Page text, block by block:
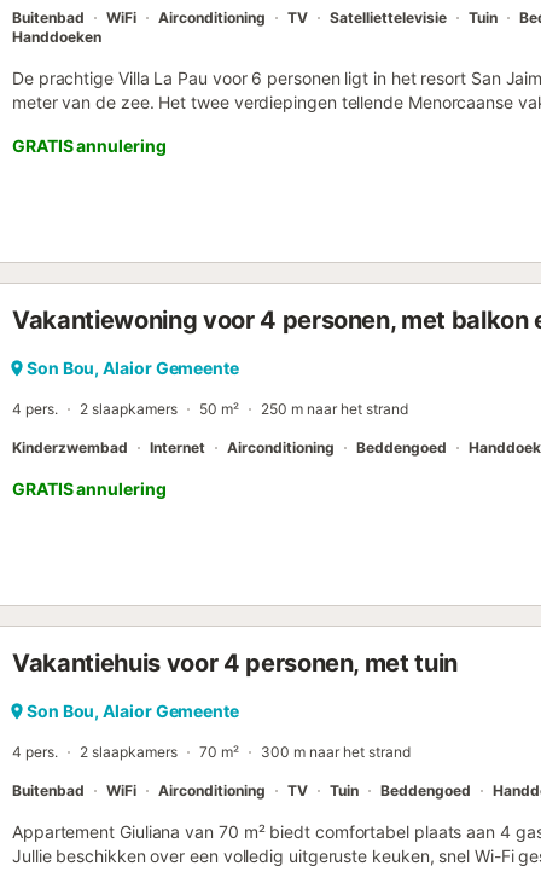
Buitenbad WiFi Airconditioning TV Satelliettelevisie Tuin
Handdoeken
De prachtige Villa La Pau voor 6 personen ligt in het resort San
meter van de zee. Het twee verdiepingen tellende Menorcaanse
grond vind je een extra slaapkamer en badkamer plus een kleine
kindvriendelijke villa behoren ook Wi-Fi en een satelliettelevisie.
buitenruimte met een gedeeltelijk overdekt terras, een barbecue
niets te wensen over. Hier of op het balkon, vanwaar je een
genieten van een ontspannen vakantie. Supermarkten en
betaald bij de receptie. De ecotax moet bij het inchecken worden
GRATIS annulering
Vakantiewoning voor 4 personen, met balkon
Son Bou, Alaior Gemeente
4 pers. 2 slaapkamers 50 m² 250 m naar het strand
Kinderzwembad Internet Airconditioning Beddengoed
GRATIS annulering
Vakantiehuis voor 4 personen, met tuin
Son Bou, Alaior Gemeente
4 pers. 2 slaapkamers 70 m² 300 m naar het strand
Buitenbad WiFi Airconditioning TV Tuin Beddengoed
Appartement Giuliana van 70 m² biedt comfortabel plaats aan 4
Jullie beschikken over een volledig uitgeruste keuken, snel Wi-Fi